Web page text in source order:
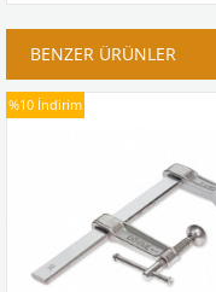
BENZER ÜRÜNLER
%10 İndirim